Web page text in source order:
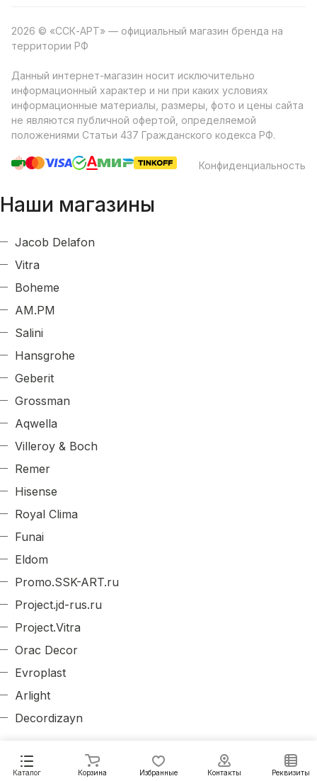
Каталог Корзина Избранные Контакты Реквизиты
2026 © «ССК-АРТ» — официальный магазин бренда на
территории РФ
Данный интернет-магазин носит исключительно
информационный характер и ни при каких условиях
информационные материалы, размеры, фото и цены сайта
не являются публичной офертой, определяемой
положениями Статьи 437 Гражданского кодекса РФ.
Конфиденциальность
Наши магазины
Jacob Delafon
Vitra
Boheme
AM.PM
Salini
Hansgrohe
Geberit
Grossman
Aqwella
Villeroy & Boch
Remer
Hisense
Royal Clima
Funai
Eldom
Promo.SSK-ART.ru
Project.jd-rus.ru
Project.Vitra
Orac Decor
Evroplast
Arlight
Decordizayn